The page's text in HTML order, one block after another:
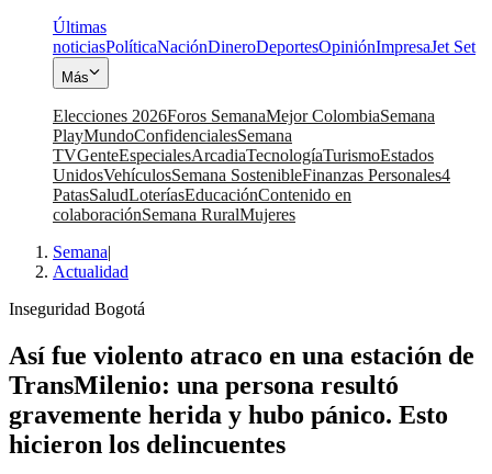
Últimas
noticiasPolíticaNaciónDineroDeportesOpiniónImpresaJet Set
Más
Elecciones 2026Foros SemanaMejor ColombiaSemana
PlayMundoConfidencialesSemana
TVGenteEspecialesArcadiaTecnologíaTurismoEstados
UnidosVehículosSemana SostenibleFinanzas Personales4
PatasSaludLoteríasEducaciónContenido en
colaboraciónSemana RuralMujeres
Semana|
Actualidad
Inseguridad Bogotá
Así fue violento atraco en una estación de
TransMilenio: una persona resultó
gravemente herida y hubo pánico. Esto
hicieron los delincuentes